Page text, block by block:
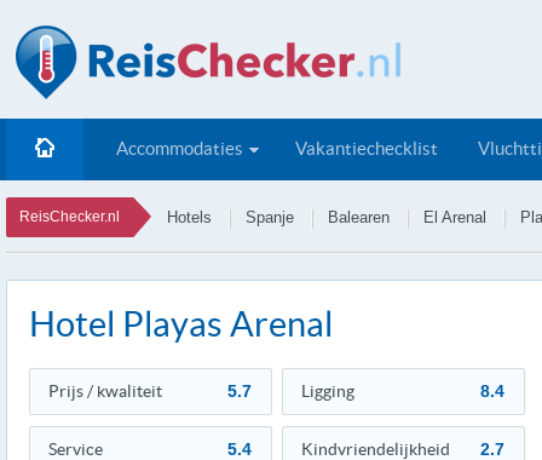
Accommodaties Vakantiechecklist
ReisChecker.nl Hotels Spanje Balearen El Arenal
Hotel Playas Arenal
Prijs / kwaliteit 5.7 Ligging 8.4
Service 5.4 Kindvriendelijkheid 2.7